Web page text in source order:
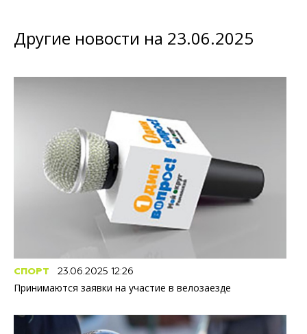
Другие новости на 23.06.2025
СПОРТ 23.06.2025 12:26
Принимаются заявки на участие в велозаезде